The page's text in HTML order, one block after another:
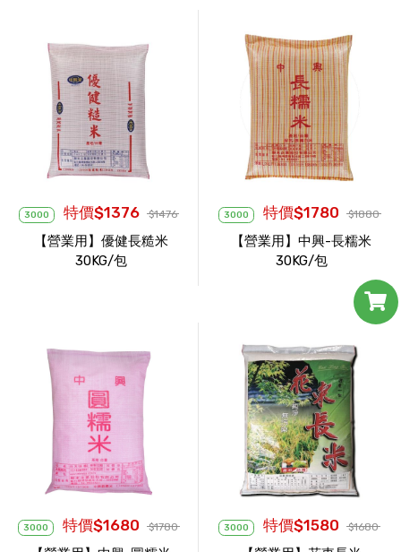
3000 特價$1376 $1476
【營業用】優健長糙米
30KG/包
3000 特價$1780 $1880
【營業用】中興-長糯米
30KG/包
3000 特價$1680 $1780 3000 特價$1580 $1680